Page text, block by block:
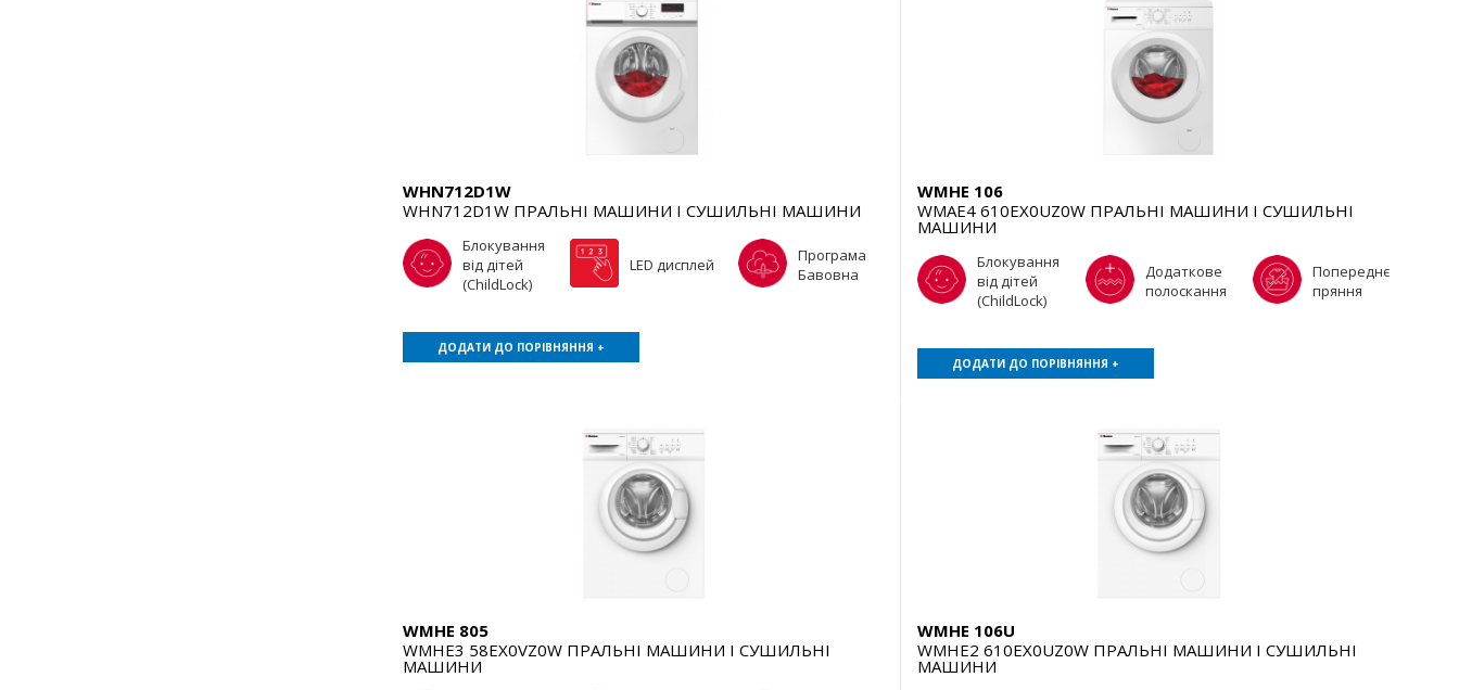
WHN712D1W
WHN712D1W ПРАЛЬНІ МАШИНИ І СУШИЛЬНІ МАШИНИ
Блокування
від дітей
(ChildLock)
LED дисплей
Програма
Бавовна
ДОДАТИ ДО ПОРІВНЯННЯ +
WMHE 106
WMAE4 610EX0UZ0W ПРАЛЬНІ МАШИНИ І СУШИЛЬНІ
МАШИНИ
Блокування
від дітей
(ChildLock)
Додаткове
полоскання
Попереднє
пряння
ДОДАТИ ДО ПОРІВНЯННЯ +
WMHE 805
WMHE3 58EX0VZ0W ПРАЛЬНІ МАШИНИ І СУШИЛЬНІ
МАШИНИ
WMHE 106U
WMHE2 610EX0UZ0W ПРАЛЬНІ МАШИНИ І СУШИЛЬНІ
МАШИНИ